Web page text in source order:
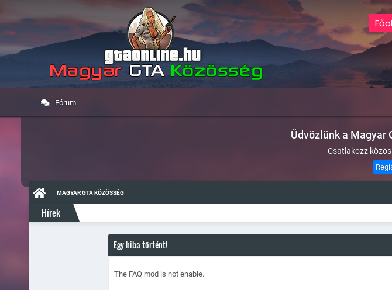
Fórum
Üdvözlünk a Magyar
Csatlakozz
MAGYAR GTA KÖZÖSSÉG
Hírek
Egy hiba történt!
The FAQ mod is not enable.